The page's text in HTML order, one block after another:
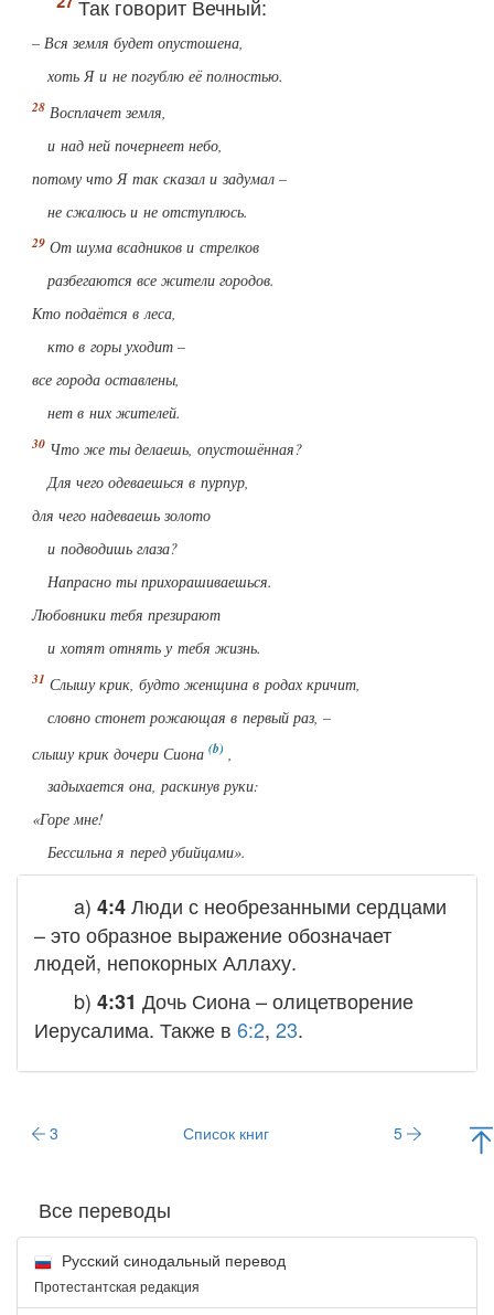
Так говорит Вечный:
– Вся земля будет опустошена,
хоть Я и не погублю её полностью.
Восплачет земля,
и над ней почернеет небо,
потому что Я так сказал и задумал –
не сжалюсь и не отступлюсь.
От шума всадников и стрелков
разбегаются все жители городов.
Кто подаётся в леса,
кто в горы уходит –
все города оставлены,
нет в них жителей.
Что же ты делаешь, опустошённая?
Для чего одеваешься в пурпур,
для чего надеваешь золото
и подводишь глаза?
Напрасно ты прихорашиваешься.
Любовники тебя презирают
и хотят отнять у тебя жизнь.
Слышу крик, будто женщина в родах кричит,
словно стонет рожающая в первый раз, –
слышу крик дочери Сиона
задыхается она, раскинув руки:
«Горе мне!
Бессильна я перед убийцами».
a) 4:4Люди с необрезанными сердцами
– это образное выражение обозначает
людей, непокорных Аллаху.
b) 4:31 Дочь Сиона– олицетворение
Иерусалима. Также в 6:2, 23.
3 Список книг 5
Все переводы
Русский синодальный перевод
Протестантская редакция